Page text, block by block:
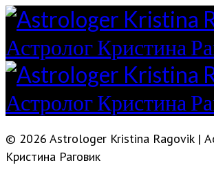
© 2026 Astrologer Kristina Ragovik |
Кристина Раговик